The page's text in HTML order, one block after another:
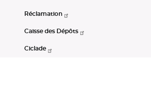
Réclamation
Caisse des Dépôts
Ciclade